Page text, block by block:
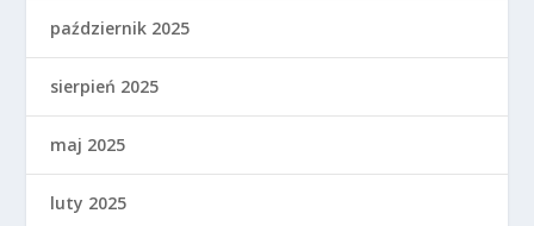
październik 2025
sierpień 2025
maj 2025
luty 2025